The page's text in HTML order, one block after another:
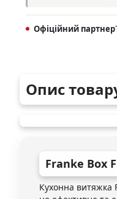
Офіційний партнер
Опис
Franke Box
Кухонна витяжка